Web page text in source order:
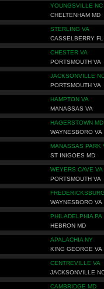
YOUNGSVILLE NC
CHELTENHAM MD
STERLING VA
CASSELBERRY FL
CHESTER VA
PORTSMOUTH VA
JACKSONVILLE
PORTSMOUTH VA
HAMPTON VA
MANASSAS VA
HAGERSTOWN MD
WAYNESBORO VA
MANASSAS PARK
ST INIGOES MD
WEYERS CAVE VA
PORTSMOUTH VA
WAYNESBORO VA
PHILADELPHIA PA
HEBRON MD
APALACHIA NY
KING GEORGE VA
CENTREVILLE VA
JACKSONVILLE
CAMBRIDGE MD